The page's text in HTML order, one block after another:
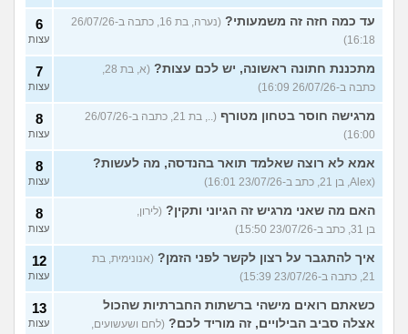
עד כמה חזה זה משמעותי?
(נערה, בת 16, כתבה ב-26/07/26
16:18)
6
עצות
מתכננת חתונה ראשונה, יש לכם עצות?
(א, בת 28,
כתבה ב-26/07/26 16:09)
7
עצות
מרגישה חוסר בטחון מטורף
(.., בת 21, כתבה ב-26/07/26
16:00)
8
עצות
אמא לא רוצה שאלמד תואר בהנדסה, מה לעשות?
(Alex, בן 21, כתב ב-23/07/26 16:01)
8
עצות
האם מה שאני מרגיש זה הגיוני ותקין? (לירון,
בן 31, כתב ב-23/07/26 15:50)
8
עצות
איך להתגבר על רצון לקשר לפני הזמן? (אנונימית, בת
21, כתבה ב-23/07/26 15:39)
12
עצות
כשאתם רואים מישהי ברשתות החברתיות שהכול
אצלה סביב הבילויים, זה מוריד לכם? (לחם ושעשועים,
13
עצות